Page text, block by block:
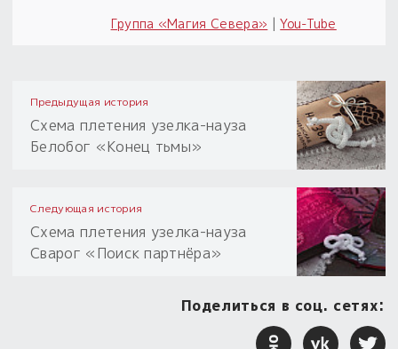
Группа «Магия Севера» |You-Tube
Предыдущая история
Схема плетения узелка-науза
Белобог «Конец тьмы»
Следующая история
Схема плетения узелка-науза
Сварог «Поиск партнёра»
Поделиться в соц. сетях: